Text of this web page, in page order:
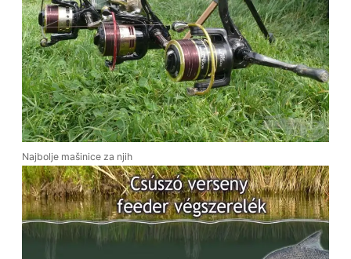
Najbolje mašinice za njih